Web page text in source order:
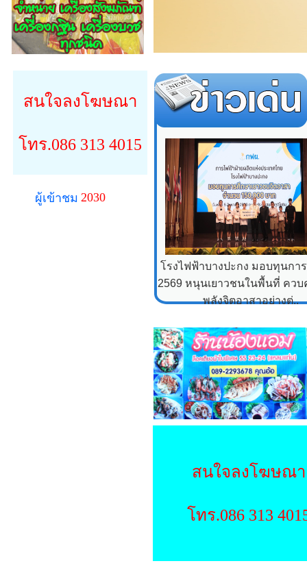
สนใจลงโฆษณา
โทร.086 313 4015
ผู้เข้าชม 2030
โรงไฟฟ้าบางปะกง มอบทุนกา
2569 หนุนเยาวชนในพื้นที่ ควบ
พลังจิตอาสาอย่างต่..
สนใจลงโฆษณา
โทร.086 313